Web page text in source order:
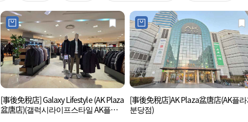
[事後免稅店] Galaxy Lifestyle (AK Plaza
盆唐店)(갤럭시라이프스타일 AK플라
[事後免稅店]AK Plaza盆唐店(AK플
분당점)